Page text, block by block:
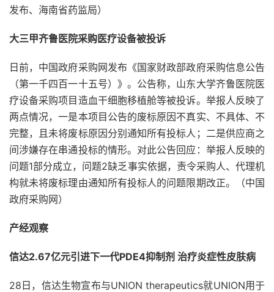
发布、海南省药监局）
大三甲齐鲁医院采购医疗设备被投诉
日前，中国政府采购网发布《国家财政部政府采购信息公告
（第一千四百一十五号）》。公告称，山东大学齐鲁医院医
疗设备采购项目造血干细胞移植舱等被投诉。举报人反映了
两点情况，一是本项目公告的废标原因不真实、不具体、不
完整，且未将废标原因分别通知所有投标人；二是供应商之
间涉嫌存在串通投标的情形。对此公告回应：举报人反映的
问题1部分成立，问题2缺乏事实依据，责令采购人、代理机
构就未将废标理由通知所有投标人的问题限期改正。（中国
政府采购网）
产经观察
信达2.67亿元引进下一代PDE4抑制剂 治疗炎症性皮肤病
28日，信达生物宣布与UNION therapeutics就UNION用于